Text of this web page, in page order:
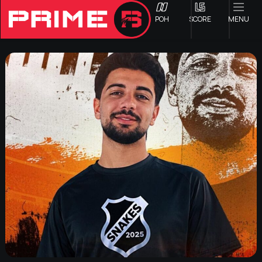
ΡΟΗ SCORE MENU
ΟΦΗ
Γ ΕΘΝΙΚΗ
Α1 ΕΠΣΗ
Α2 ΕΠΣΗ
Β1 ΕΠΣΗ
Β2 ΕΠΣΗ